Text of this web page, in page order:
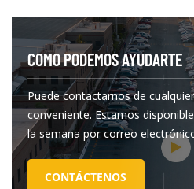
COMO PODEMOS AYUDARTE
Puede contactarnos de
conveniente. Estamos
la semana por correo
CONTÁCTENOS